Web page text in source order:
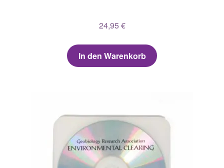
24,95 €
In den Warenkorb